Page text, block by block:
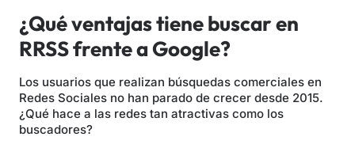
¿Qué ventajas tiene buscar en
RRSS frente a Google?
Los usuarios que realizan búsquedas comerciales en
Redes Sociales no han parado de crecer desde 2015.
¿Qué hace a las redes tan atractivas como los
buscadores?